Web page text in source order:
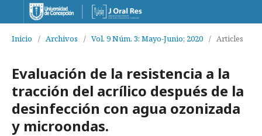
Inicio / Archivos / Vol. 9 Núm. 3: Mayo-Junio; 2020 / Articles
Evaluación de la resistencia a la
tracción del acrílico después de la
desinfección con agua ozonizada
y microondas.